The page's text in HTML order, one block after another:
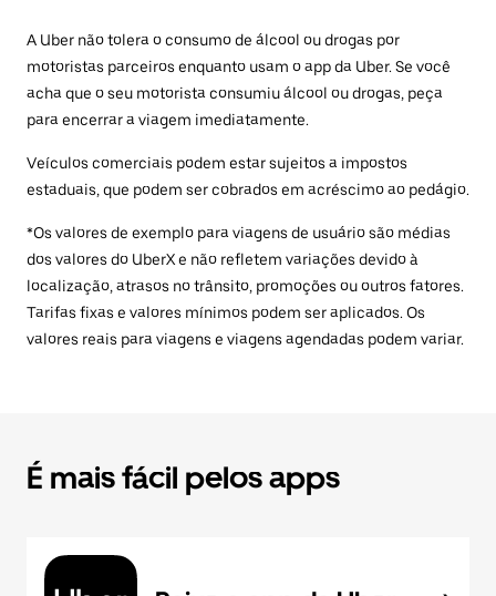
A Uber não tolera o consumo de álcool ou drogas por
motoristas parceiros enquanto usam o app da Uber. Se você
acha que o seu motorista consumiu álcool ou drogas, peça
para encerrar a viagem imediatamente.
Veículos comerciais podem estar sujeitos a impostos
estaduais, que podem ser cobrados em acréscimo ao pedágio.
*Os valores de exemplo para viagens de usuário são médias
dos valores do UberX e não refletem variações devido à
localização, atrasos no trânsito, promoções ou outros fatores.
Tarifas fixas e valores mínimos podem ser aplicados. Os
valores reais para viagens e viagens agendadas podem variar.
É mais fácil pelos apps